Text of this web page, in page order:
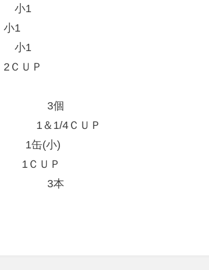
1
1
Ｐ
4ＣＵＰ
1缶(小)
) 1ＣＵＰ
本